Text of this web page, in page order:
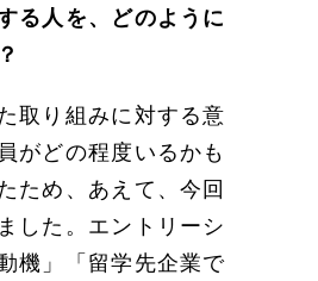
る人を、どのように
り組みに対する意
がどの程度いるかも
ため、あえて、今回
した。エントリーシ
機」「留学先企業で